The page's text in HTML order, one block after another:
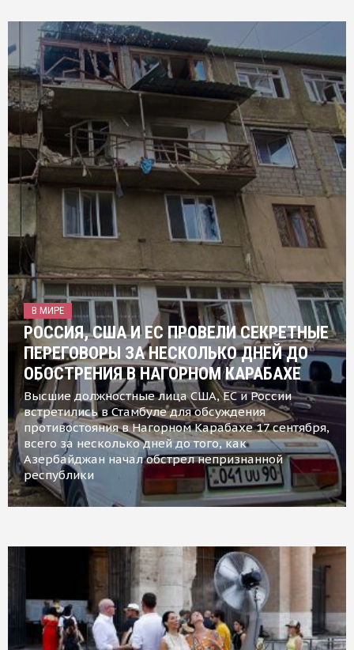
В МИРЕ
РОССИЯ, США И ЕС ПРОВЕЛИ СЕКРЕТНЫЕ
ПЕРЕГОВОРЫ ЗА НЕСКОЛЬКО ДНЕЙ ДО
ОБОСТРЕНИЯ В НАГОРНОМ КАРАБАХЕ
Высшие должностные лица США, ЕС и России
встретились в Стамбуле для обсуждения
противостояния в Нагорном Карабахе 17 сентября,
всего за несколько дней до того, как
Азербайджан начал обстрел непризнанной
республики